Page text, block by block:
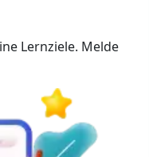
Lernziele. Melde